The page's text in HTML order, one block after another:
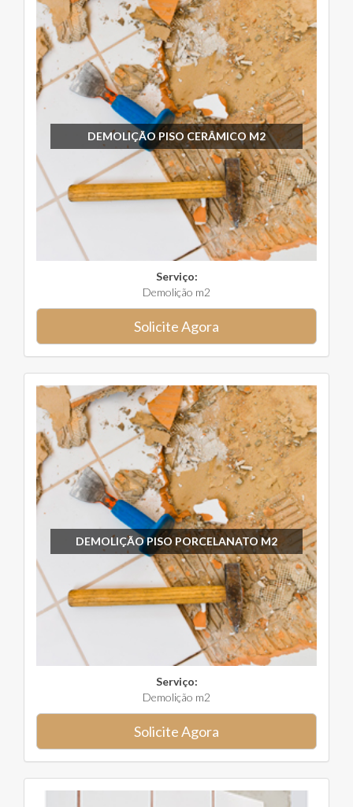
DEMOLIÇÃO PISO CERÂMICO M2
Serviço:
Demolição m2
Solicite Agora
DEMOLIÇÃO PISO PORCELANATO M2
Serviço:
Demolição m2
Solicite Agora